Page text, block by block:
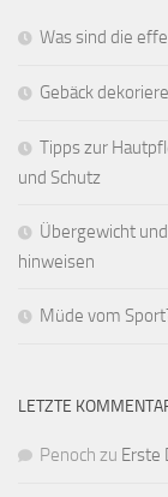
Was sind die
Gebäck
Tipps zur
und Schutz
Übergewicht
hinweisen
Müde vom
LETZTE
Penoch zu Erste